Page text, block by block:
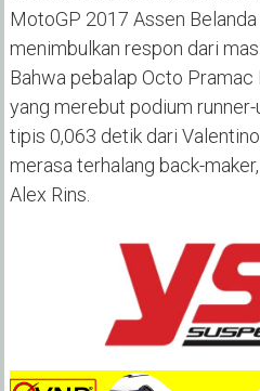
MotoGP 2017 Assen
menimbulkan respon dari
Bahwa pebalap Octo
yang merebut podium
tipis 0,063 detik dari
merasa terhalang back-
Alex Rins.